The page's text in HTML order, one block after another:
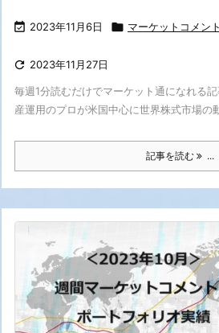
 2023年11月6日  マーケットコメント
 2023年11月27日
毎週1分読むだけでマーケット通になれる
産運用のプロが米国中心に世界株式市場の
記事を読む ...